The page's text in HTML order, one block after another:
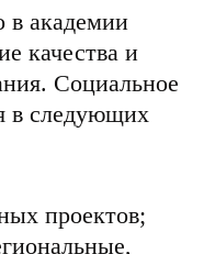
в академии
качества и
Социальное
в следующих
проектов;